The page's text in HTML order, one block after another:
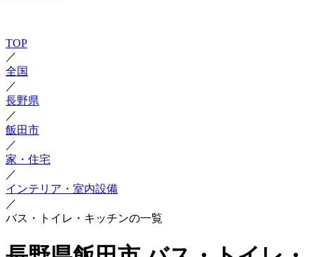
TOP
／
全国
／
長野県
／
飯田市
／
家・住宅
／
インテリア・室内設備
／
バス・トイレ・キッチンの一覧